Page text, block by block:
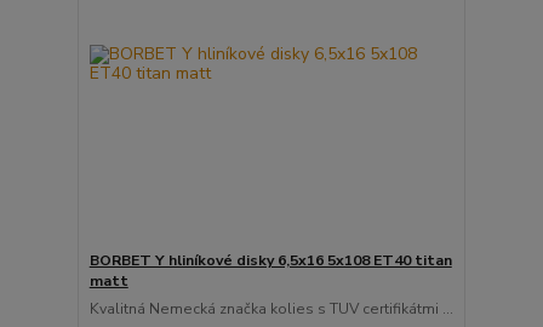
BORBET Y hliníkové disky 6,5x16 5x108 ET40 titan
matt
Kvalitná Nemecká značka kolies s TUV certifikátmi ...